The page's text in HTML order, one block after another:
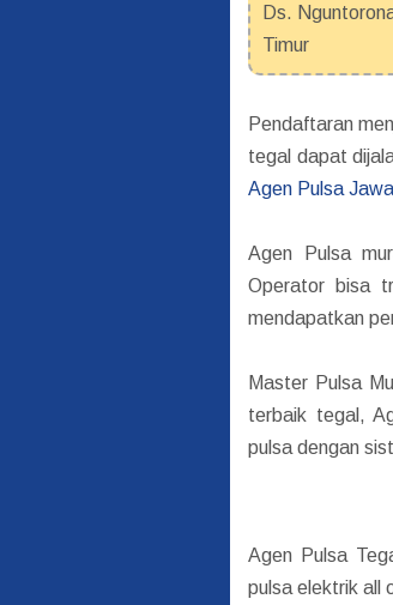
Ds.
Timur
Pendaftaran
tegal dapat
Agen Pulsa
Agen Pulsa
Operator bisa
mendapatkan
Master Pulsa
terbaik tegal,
pulsa dengan
Agen Pulsa
pulsa elektrik all